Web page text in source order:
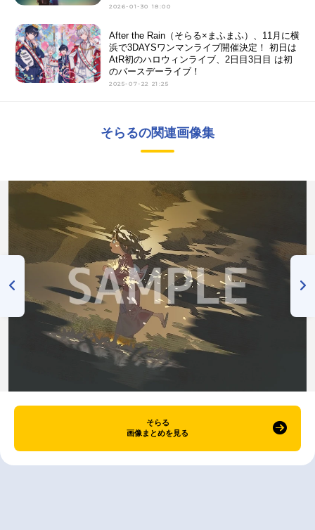
2026-01-30 18:00
After the Rain（そらる×まふまふ）、11月に横
浜で3DAYSワンマンライブ開催決定！ 初日は
AtR初のハロウィンライブ、2日目3日目 は初
のバースデーライブ！
2025-07-22 21:25
そらるの関連画像集
そらる
画像まとめを見る